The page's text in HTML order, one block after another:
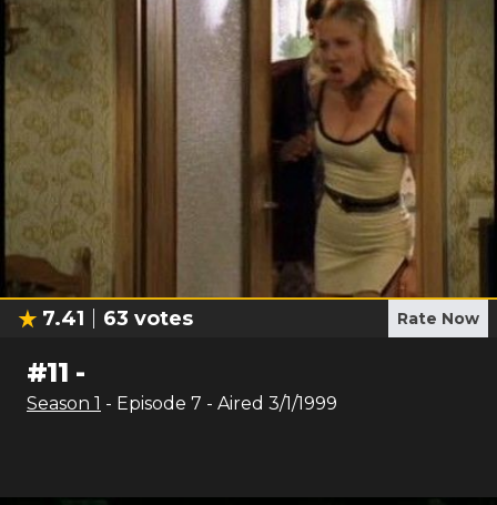
7.41 63 votes Rate Now
#11 -
Season 1 - Episode 7 - Aired 3/1/1999